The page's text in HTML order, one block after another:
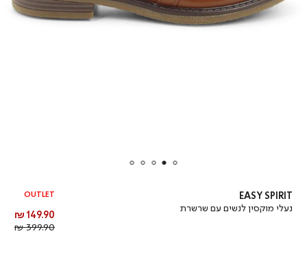
EASY SPIRIT
נעלי מוקסין לנשים עם שרשרת
OUTLET
מחיר
מוצר
149.90 ₪
399.90 ₪